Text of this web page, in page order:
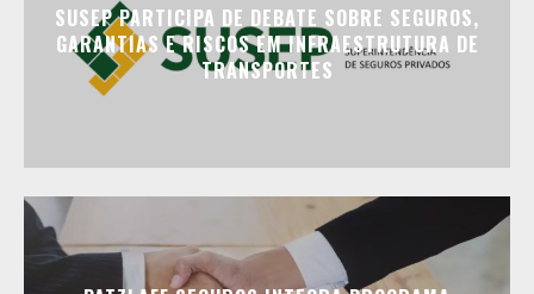
SUSEP PARTICIPA DE DEBATE SOBRE SEGUROS,
GARANTIAS E RISCOS EM INFRAESTRUTURA DE
TRANSPORTES